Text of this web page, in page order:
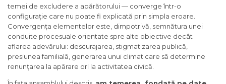
temei de excludere a apărătorului — converge într-o
configurație care nu poate fi explicată prin simpla eroare.
Convergența elementelor este, dimpotrivă, semnătura unei
conduite procesuale orientate spre alte obiective decât
aflarea adevărului: descurajarea, stigmatizarea publică,
presiunea familială, generarea unui climat care să determine
renunțarea la apărare ori la activitatea civică.